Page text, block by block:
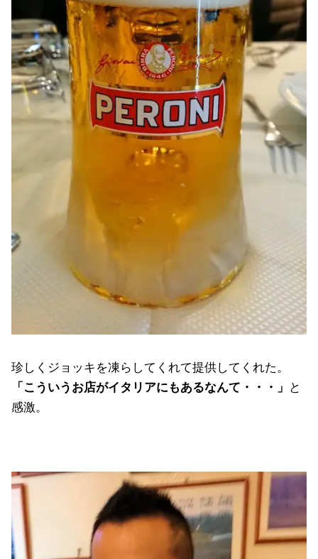
珍しくジョッキを凍らしてくれて提供してくれた。
「こういうお店がイタリアにもあるなんて・・・」
と
感激。